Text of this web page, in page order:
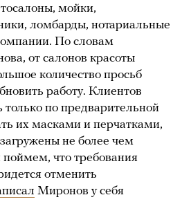
мойки,
ломбарды, нотариальные
По словам
от салонов красоты
количество просьб
работу. Клиентов
по предварительной
их масками и перчатками,
не более чем
поймем, что требования
отменить
Миронов у себя